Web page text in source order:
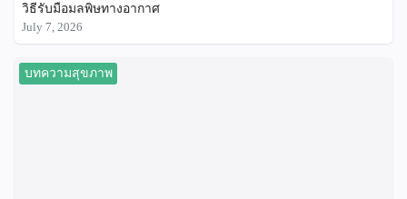
วิธีรับมือมลพิษทางอากาศ
July 7, 2026
บทความสุขภาพ